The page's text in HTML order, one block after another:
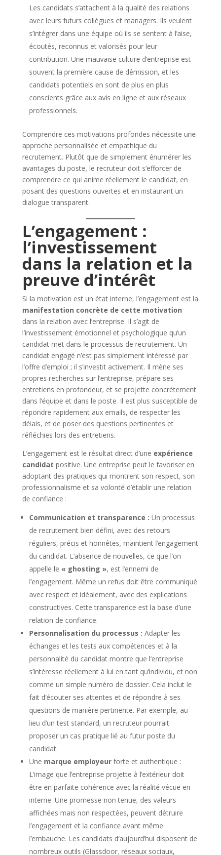
Les candidats s’attachent à la qualité des relations
avec leurs futurs collègues et managers. Ils veulent
s’intégrer dans une équipe où ils se sentent à l’aise,
écoutés, reconnus et valorisés pour leur
contribution. Une mauvaise culture d’entreprise est
souvent la première cause de démission, et les
candidats potentiels en sont de plus en plus
conscients grâce aux avis en ligne et aux réseaux
professionnels.
Comprendre ces motivations profondes nécessite une
approche personnalisée et empathique du
recrutement. Plutôt que de simplement énumérer les
avantages du poste, le recruteur doit s’efforcer de
comprendre ce qui anime réellement le candidat, en
posant des questions ouvertes et en instaurant un
dialogue transparent.
L’engagement :
l’investissement
dans la relation et la
preuve d’intérêt
Si la motivation est un état interne, l’engagement est la
manifestation concrète de cette motivation
dans la relation avec l’entreprise. Il s’agit de
l’investissement émotionnel et psychologique qu’un
candidat met dans le processus de recrutement. Un
candidat engagé n’est pas simplement intéressé par
l’offre d’emploi ; il s’investit activement. Il mène ses
propres recherches sur l’entreprise, prépare ses
entretiens en profondeur, et se projette concrètement
dans l’équipe et dans le poste. Il est plus susceptible de
répondre rapidement aux emails, de respecter les
délais, et de poser des questions pertinentes et
réfléchies lors des entretiens.
L’engagement est le résultat direct d’une expérience
candidat positive. Une entreprise peut le favoriser en
adoptant des pratiques qui montrent son respect, son
professionnalisme et sa volonté d’établir une relation
de confiance :
Communication et transparence : Un processus
de recrutement bien défini, avec des retours
réguliers, précis et honnêtes, maintient l’engagement
du candidat. L’absence de nouvelles, ce que l’on
appelle le « ghosting », est l’ennemi de
l’engagement. Même un refus doit être communiqué
avec respect et idéalement, avec des explications
constructives. Cette transparence est la base d’une
relation de confiance.
Personnalisation du processus : Adapter les
échanges et les tests aux compétences et à la
personnalité du candidat montre que l’entreprise
s’intéresse réellement à lui en tant qu’individu, et non
comme un simple numéro de dossier. Cela inclut le
fait d’écouter ses attentes et de répondre à ses
questions de manière pertinente. Par exemple, au
lieu d’un test standard, un recruteur pourrait
proposer un cas pratique lié au futur poste du
candidat.
Une marque employeurforte et authentique :
L’image que l’entreprise projette à l’extérieur doit
être en parfaite cohérence avec la réalité vécue en
interne. Une promesse non tenue, des valeurs
affichées mais non respectées, peuvent détruire
l’engagement et la confiance avant même
l’embauche. Les candidats d’aujourd’hui disposent de
nombreux outils (Glassdoor, réseaux sociaux,